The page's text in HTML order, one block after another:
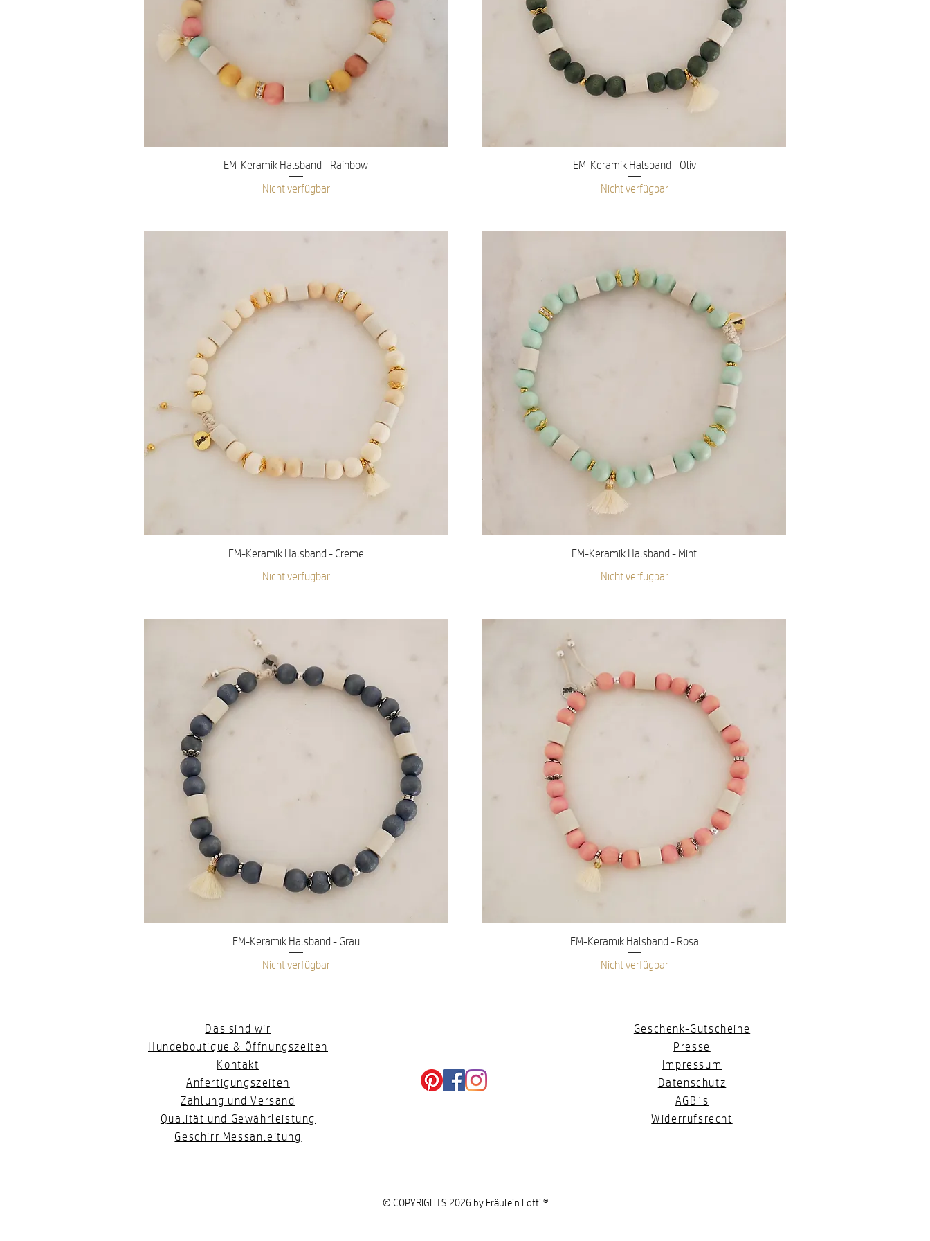
Schnellansicht
EM-Keramik Halsband - Rainbow
Nicht verfügbar
Schnellansicht
EM-Keramik Halsband - Oliv
Nicht verfügbar
Schnellansicht
EM-Keramik Halsband - Creme
Nicht verfügbar
Schnellansicht
EM-Keramik Halsband - Mint
Nicht verfügbar
Schnellansicht
EM-Keramik Halsband - Grau
Nicht verfügbar
Schnellansicht
EM-Keramik Halsband - Rosa
Nicht verfügbar
Das sind wir
Hundeboutique & Öffnungszeiten
Kontakt
Anfertigungszeiten
Zahlung und Versand
Qualität und Gewährleistung
Geschirr Messanleitung
Geschenk-Gutscheine
Presse
Impressum
Datenschutz
AGB´s
Widerrufsrecht
© COPYRIGHTS 2026 by Fräulein Lotti ®